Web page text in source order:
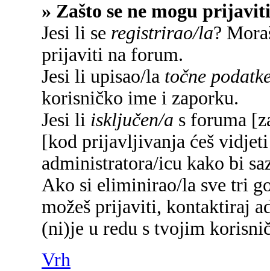
» Zašto se ne mogu
Jesi li se registrirao/la?
prijaviti na forum.
Jesi li upisao/la točne
korisničko ime i zaporku.
Jesi li isključen/a s foruma
[kod prijavljivanja ćeš
administratora/icu kako bi
Ako si eliminirao/la sve tri
možeš prijaviti, kontaktiraj
(ni)je u redu s tvojim
Vrh